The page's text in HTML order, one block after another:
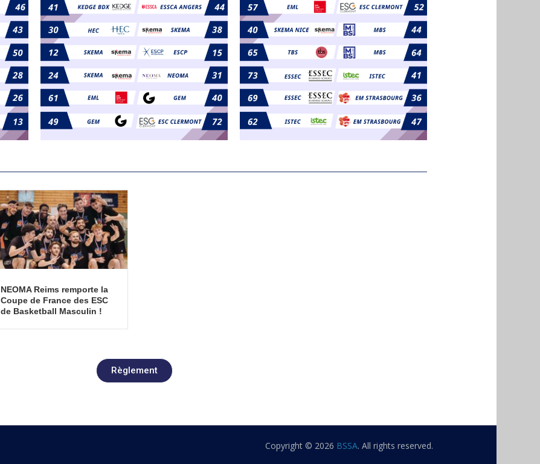
NEOMA Reims remporte la
Coupe de France des ESC
de Basketball Masculin !
Règlement
Copyright © 2026 BSSA. All rights reserved.